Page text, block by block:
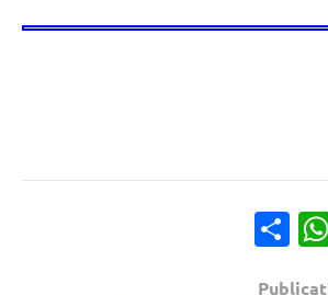
WhatsApp